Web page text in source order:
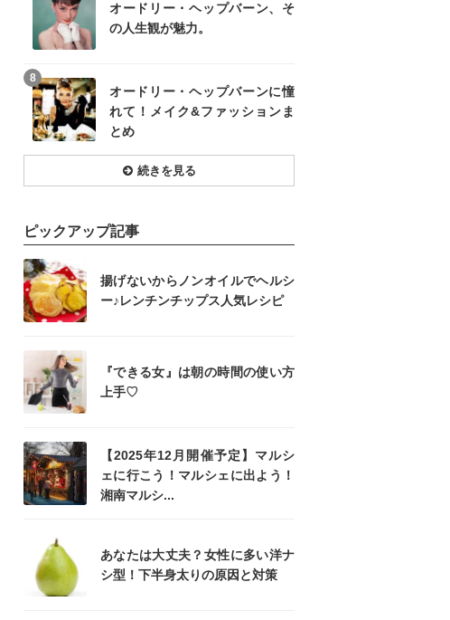
オードリー・ヘップバーン、そ
の人生観が魅力。
オードリー・ヘップバーンに憧
れて！メイク&ファッションま
とめ
8
続きを見る
ピックアップ記事
揚げないからノンオイルでヘルシ
ー♪レンチンチップス人気レシピ
『できる女』は朝の時間の使い方
上手♡
【2025年12月開催予定】マルシ
ェに行こう！マルシェに出よう！
湘南マルシ...
あなたは大丈夫？女性に多い洋ナ
シ型！下半身太りの原因と対策